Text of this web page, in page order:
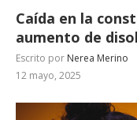
Caída en la
aumento de
Escrito por Nerea Merino
12 mayo, 2025